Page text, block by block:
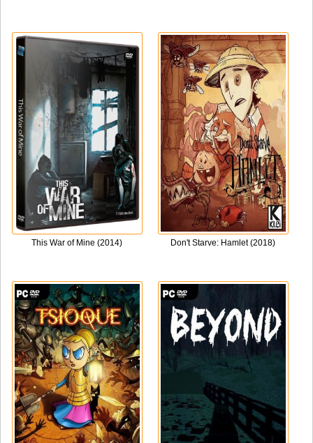
This War of Mine (2014) Don't Starve: Hamlet (2018)